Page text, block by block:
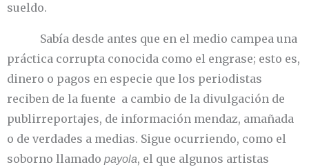
sueldo.
Sabía desde antes que en el medio campea una
práctica corrupta conocida como el engrase; esto es,
dinero o pagos en especie que los periodistas
reciben de la fuente a cambio de la divulgación de
publirreportajes, de información mendaz, amañada
o de verdades a medias. Sigue ocurriendo, como el
soborno llamado payola, el que algunos artistas